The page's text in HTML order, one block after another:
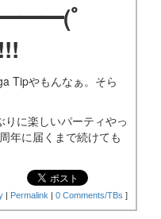
ﾟ
Tipやもんなぁ。そら
に楽しいパーティやっ
年に届くまで続けても
| Permalink | 0 Comments/TBs ]